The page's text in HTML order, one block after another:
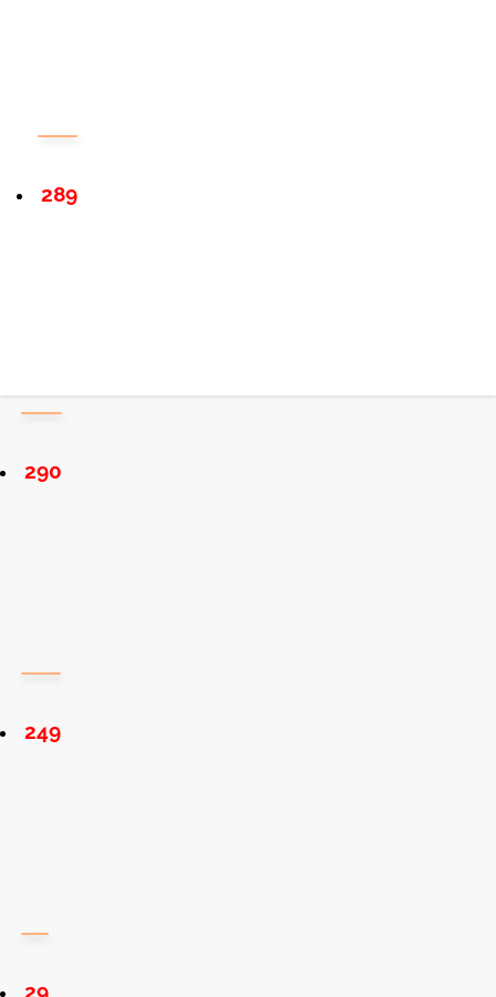
289
290
249
29